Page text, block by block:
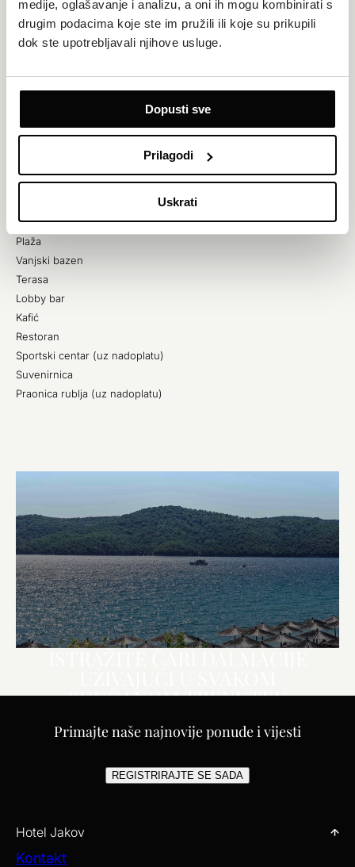
medije, oglašavanje i analizu, a oni ih mogu kombinirati s
drugim podacima koje ste im pružili ili koje su prikupili
dok ste upotrebljavali njihove usluge.
Dopusti sve
Prilagodi
Uskrati
SADRŽAJI
Parkinguz nadoplatu)
Čuvanje djece (uz nadoplatu)
Vanjski dječji bazen
Plaža
Vanjski bazen
Terasa
Lobby bar
Kafić
Restoran
Sportski centar (uz nadoplatu)
Suvenirnica
Praonica rublja (uz nadoplatu)
SUNČANOM TRENUTKU
Primajte naše najnovije ponude i vijesti
REGISTRIRAJTE SE SADA
Hotel Jakov
Kontakt